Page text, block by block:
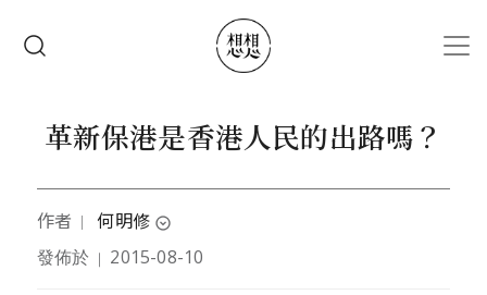
革新保港是香港人民的出路嗎？
作者 ｜ 何明修 expand_circle_down
國立台灣大學社會學系教授
發佈於 ｜ 2015-08-10